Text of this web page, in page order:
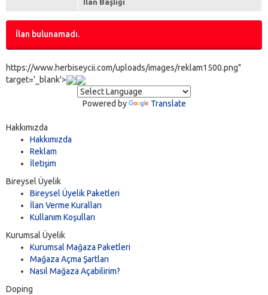
İlan Başlığı
İlan bulunamadı.
https://www.herbiseycii.com/uploads/images/reklam1500.png"
target='_blank'>
Powered by Translate
Hakkımızda
Hakkımızda
Reklam
İletişim
Bireysel Üyelik
Bireysel Üyelik Paketleri
İlan Verme Kuralları
Kullanım Koşulları
Kurumsal Üyelik
Kurumsal Mağaza Paketleri
Mağaza Açma Şartları
Nasıl Mağaza Açabilirim?
Doping